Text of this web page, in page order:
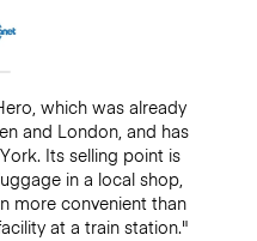
which was already
and London, and has
Its selling point is
in a local shop,
more convenient than
at a train station."